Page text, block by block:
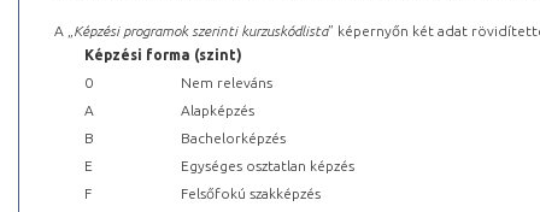
A „ Képzési programok szerinti kurzuskódlista” képernyőn két adat
Képzési forma (szint)
0
Nem releváns
A
Alapképzés
B
Bachelorképzés
E
Egységes osztatlan képzés
F
Felsőfokú szakképzés